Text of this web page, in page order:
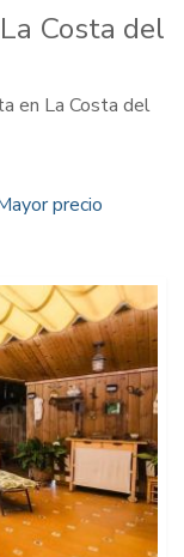
Costa del
en La Costa del
precio